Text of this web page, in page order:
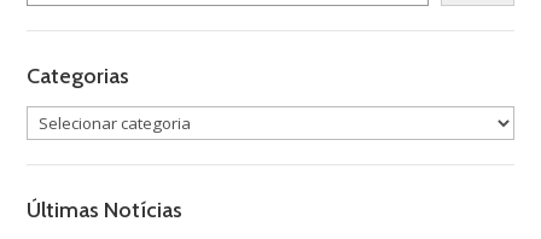
Categorias
Categorias
Últimas Notícias